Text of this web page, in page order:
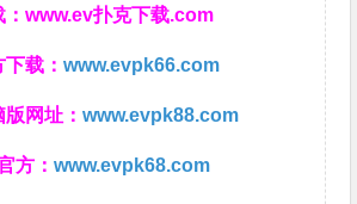
：www.ev扑克下载.com
下载：www.evpk66.com
版网址：www.evpk88.com
方：www.evpk68.com